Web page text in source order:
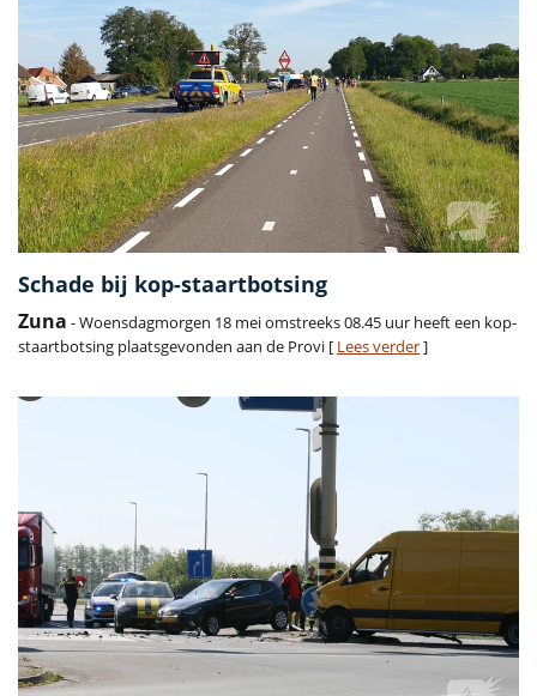
Schade bij kop-staartbotsing
Zuna - Woensdagmorgen 18 mei omstreeks 08.45 uur heeft een kop-
staartbotsing plaatsgevonden aan de Provi [ Lees verder]